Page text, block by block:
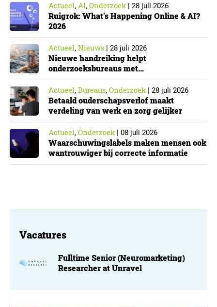
Actueel, AI, Onderzoek| 28 juli 2026
Ruigrok: What’s Happening Online & AI?
2026
Actueel, Nieuws | 28 juli 2026
Nieuwe handreiking helpt
onderzoeksbureaus met
Cyberbeveiligingswet
Actueel, Bureaus, Onderzoek| 28 juli 2026
Betaald ouderschapsverlof maakt
verdeling van werk en zorg gelijker
Actueel, Onderzoek| 08 juli 2026
Waarschuwingslabels maken mensen ook
wantrouwiger bij correcte informatie
Vacatures
Fulltime Senior (Neuromarketing)
Researcher at Unravel